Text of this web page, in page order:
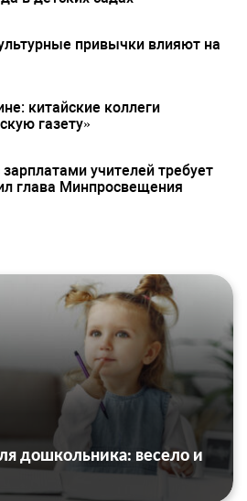
привычки влияют на
китайские коллеги
газету»
учителей требует
глава Минпросвещения
дошкольника: весело и